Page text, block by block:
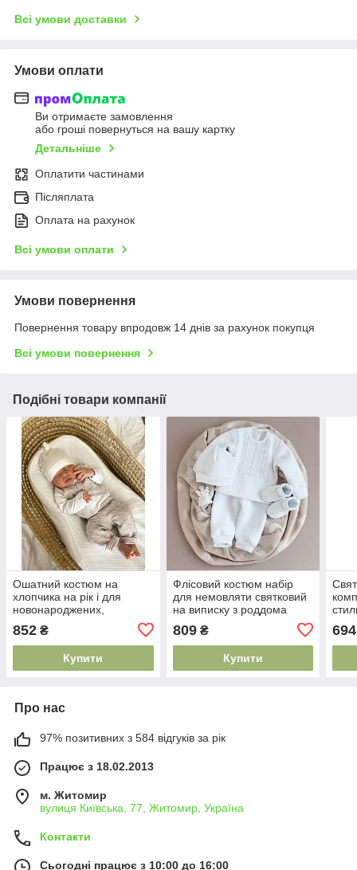
Всі умови доставки
Умови оплати
Ви отримаєте замовлення
або гроші повернуться на вашу картку
Детальніше
Оплатити частинами
Післяплата
Оплата на рахунок
Всі умови оплати
Умови повернення
Повернення товару впродовж 14 днів за рахунок покупця
Всі умови повернення
Подібні товари компанії
Ошатний костюм на
хлопчика на рік і для
новонароджених,
хрещення хлопчика
852 ₴
Купити
Флісовий костюм набір
для немовляти святковий
на виписку з роддома
809₴
Купити
694
Про нас
97% позитивних з 584 відгуків за рік
Працює з 18.02.2013
м. Житомир
вулиця Київська, 77, Житомир, Україна
Контакти
Сьогодні працює з 10:00 до 16:00